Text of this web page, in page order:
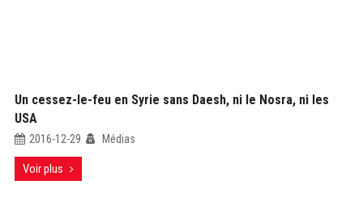
Un cessez-le-feu en Syrie sans Daesh, ni le Nosra, ni les
USA
2016-12-29 Médias
Voir plus